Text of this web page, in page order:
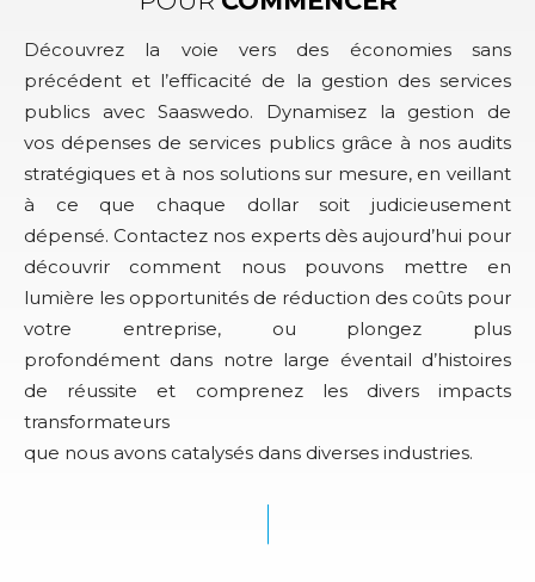
Découvrez la voie vers des économies sans
précédent et l’efficacité de la gestion des services
publics avec Saaswedo. Dynamisez la gestion de
vos dépenses de services publics grâce à nos audits
stratégiques et à nos solutions sur mesure, en veillant
à ce que chaque dollar soit judicieusement
dépensé. Contactez nos experts dès aujourd’hui pour
découvrir comment nous pouvons mettre en
lumière les opportunités de réduction des coûts pour
votre entreprise, ou plongez plus
profondément dans notre large éventail d’histoires
de réussite et comprenez les divers impacts
transformateurs
que nous avons catalysés dans diverses industries.